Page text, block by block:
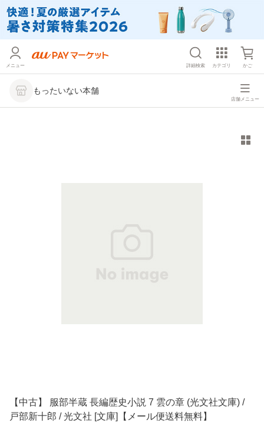
メニュー 詳細検索 カテゴリ かご
もったいない本舗
店舗メニュー
【中古】 服部半蔵 長編歴史小説 7 雲の章 (光文社文庫) /
戸部新十郎 / 光文社 [文庫]【メール便送料無料】